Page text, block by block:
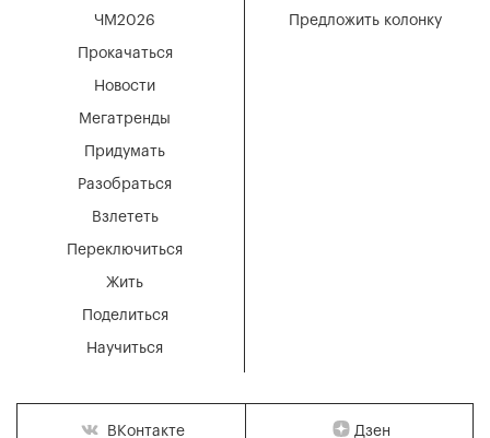
Мегатренды
Придумать
Разобраться
Взлететь
Новости
Переключиться
Жить
Поделиться
Научиться
ЧМ2026
Прокачаться
Предложить колонку
ВКонтакте Дзен